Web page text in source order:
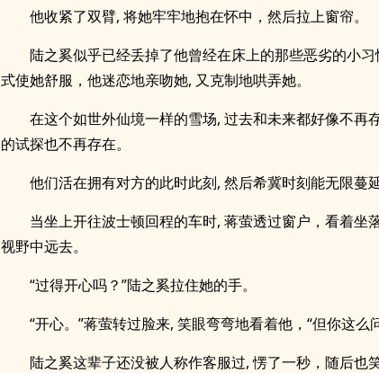
他收紧了双臂, 将她牢牢地抱在怀中，然后拉上窗帘。
陆之奚似乎已经丢掉了他曾经在床上的那些恶劣的小
式使她舒服，他迷恋地亲吻她, 又克制地哄弄她。
在这个如世外仙境一样的雪场, 过去和未来都好像不再
的试探也不再存在。
他们活在拥有对方的此时此刻, 然后希冀时刻能无限蔓延
当坐上开往波士顿回程的车时, 蒋萤透过窗户，看着坐
视野中远去。
“过得开心吗？”陆之奚拉住她的手。
“开心。”蒋萤转过脸来, 笑眼弯弯地看着他，“但你这么
陆之奚这辈子还没被人称作客服过, 愣了一秒，随后也笑